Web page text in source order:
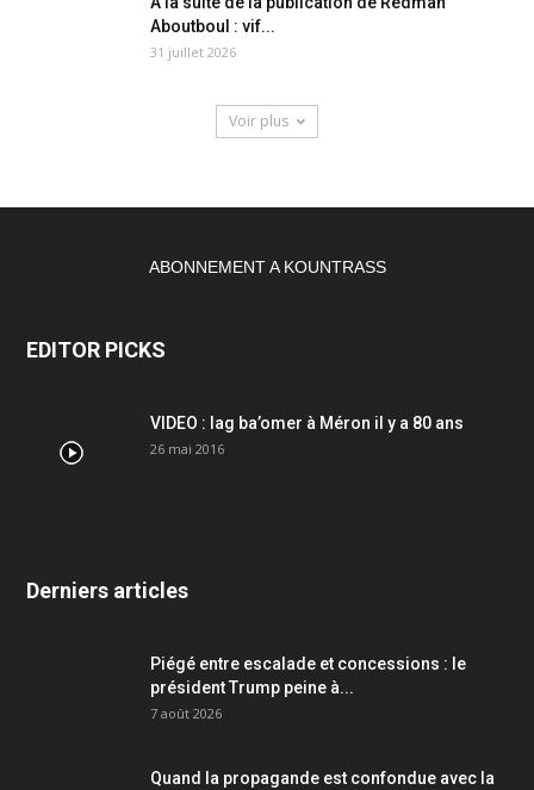
Aboutboul : vif...
31 juillet 2026
Voir plus
ABONNEMENT A KOUNTRASS
EDITOR PICKS
VIDEO : lag ba’omer à Méron il y a 80 ans
26 mai 2016
Derniers articles
Piégé entre escalade et concessions : le
président Trump peine à...
7 août 2026
Quand la propagande est confondue avec la